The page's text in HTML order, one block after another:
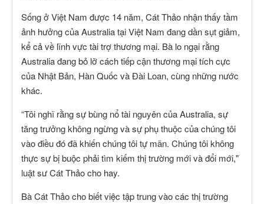
Sống ở Việt Nam được 14 năm, Cát Thảo nhận thấy tầm
ảnh hưởng của Australia tại Việt Nam đang dần sụt giảm,
kể cả về lĩnh vực tài trợ thương mại. Bà lo ngại rằng
Australia đang bỏ lỡ cách tiếp cận thương mại tích cực
của Nhật Bản, Hàn Quốc và Đài Loan, cùng những nước
khác.
“Tôi nghĩ rằng sự bùng nổ tài nguyên của Australia, sự
tăng trưởng không ngừng và sự phụ thuộc của chúng tôi
vào điều đó đã khiến chúng tôi tự mãn. Chúng tôi không
thực sự bị buộc phải tìm kiếm thị trường mới và đổi mới,"
luật sư Cát Thảo cho hay.
Bà Cát Thảo cho biết việc tập trung vào các thị trường